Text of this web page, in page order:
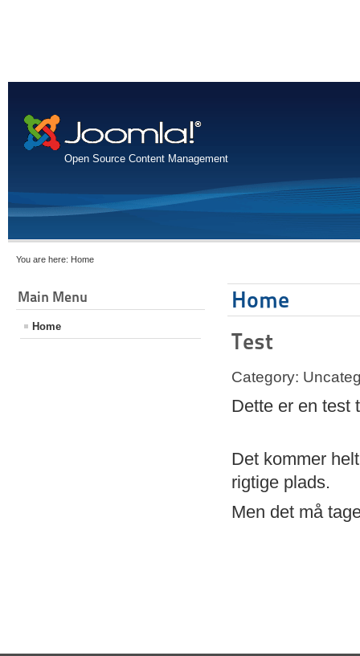
Open Source Content Management
You are here: Home
Main Menu
Home
Home
Test
Category:
Dette er en test
Det kommer
rigtige plads.
Men det må